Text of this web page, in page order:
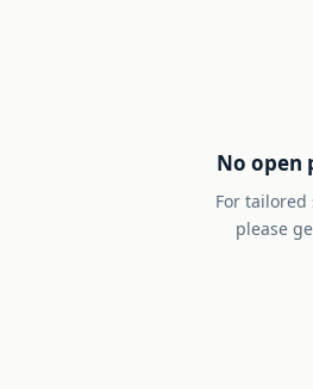
No open
For
please